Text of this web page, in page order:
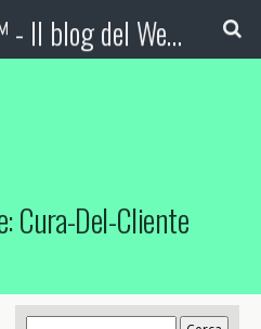
Booking Blog™ - Il blog del Web Marketing Turistico
Cura-Del-Cliente